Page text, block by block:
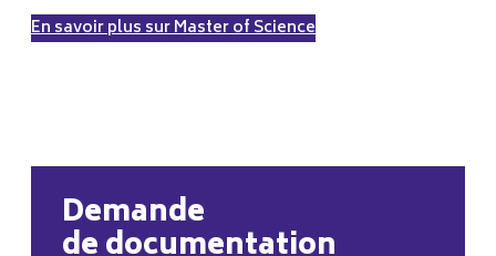
En savoir plus sur Master of Science
Demande